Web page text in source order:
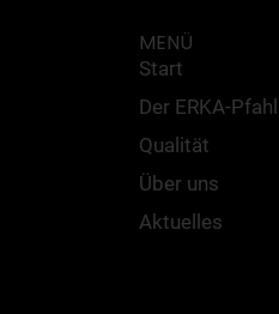
MENÜ
Start
Der ERKA-Pfahl
Qualität
Über uns
Aktuelles